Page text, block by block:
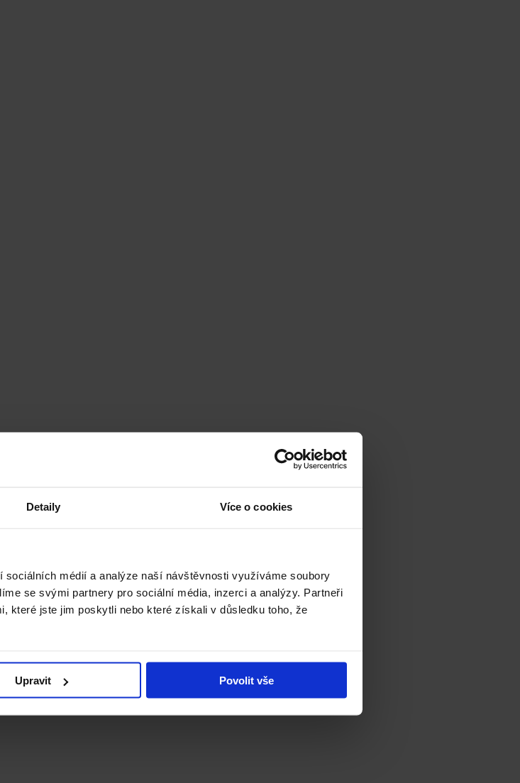
Detaily Více o cookies
médií a analýze naší návštěvnosti využíváme soubory
se svými partnery pro sociální média, inzerci a analýzy. Partneři
které jste jim poskytli nebo které získali v důsledku toho, že
Upravit Povolit vše